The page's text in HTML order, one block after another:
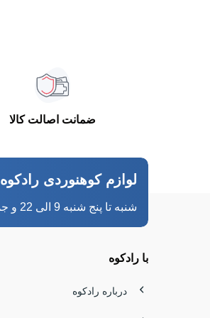
ضمانت اصالت کالا
لوازم کوهنوردی رادکوه
شنبه تا پنج شنبه 9 الی 22 و جمعه ها 12 الی 20
با رادکوه
درباره رادکوه